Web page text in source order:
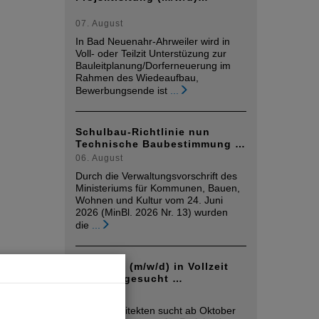
07. August
In Bad Neuenahr-Ahrweiler wird in
Voll- oder Teilzit Unterstüzung zur
Bauleitplanung/Dorferneuerung im
Rahmen des Wiedeaufbau,
Bewerbungsende ist
Schulbau-Richtlinie nun
Technische Baubestimmung …
06. August
Durch die Verwaltungsvorschrift des
Ministeriums für Kommunen, Bauen,
Wohnen und Kultur vom 24. Juni
2026 (MinBl. 2026 Nr. 13) wurden
die
Architekt (m/w/d) in Vollzeit
Koblenz gesucht …
Mplus Architekten sucht ab Oktober